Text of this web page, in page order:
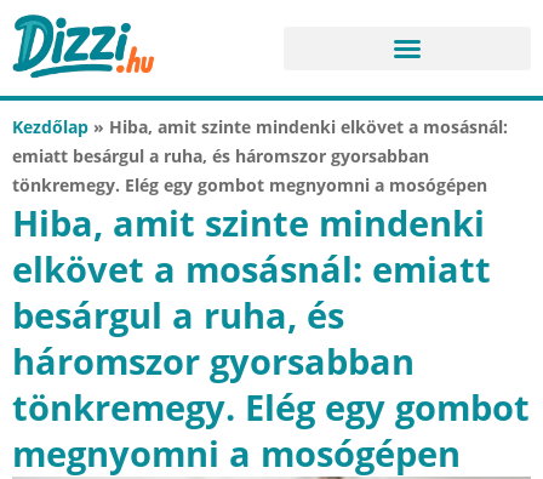
Kezdőlap » Hiba, amit szinte mindenki elkövet a mosásnál:
emiatt besárgul a ruha, és háromszor gyorsabban
tönkremegy. Elég egy gombot megnyomni a mosógépen
Hiba, amit szinte mindenki
elkövet a mosásnál: emiatt
besárgul a ruha, és
háromszor gyorsabban
tönkremegy. Elég egy gombot
megnyomni a mosógépen